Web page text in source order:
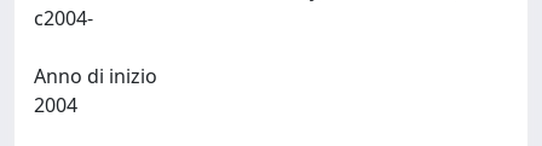
Anno di inizio